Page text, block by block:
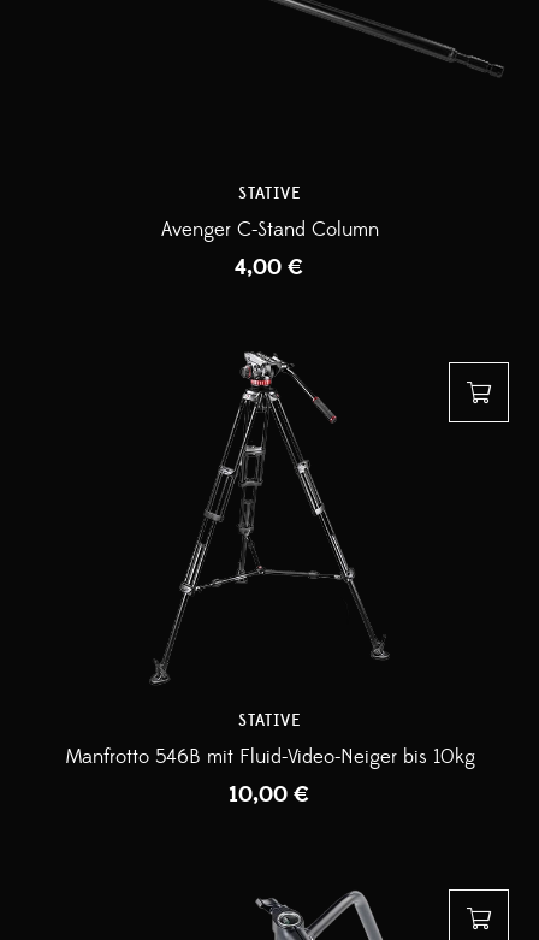
STATIVE
Avenger C-Stand Column
4,00 €
STATIVE
Manfrotto 546B mit Fluid-Video-Neiger bis 10kg
10,00 €